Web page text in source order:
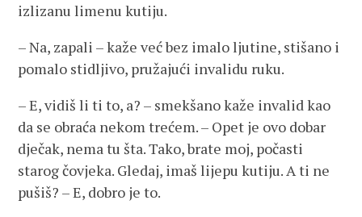
izlizanu limenu kutiju.
– Na, zapali – kaže već bez imalo ljutine, stišano i
pomalo stidljivo, pružajući invalidu ruku.
– E, vidiš li ti to, a? – smekšano kaže invalid kao
da se obraća nekom trećem. – Opet je ovo dobar
dječak, nema tu šta. Tako, brate moj, počasti
starog čovjeka. Gledaj, imaš lijepu kutiju. A ti ne
pušiš? – E, dobro je to.